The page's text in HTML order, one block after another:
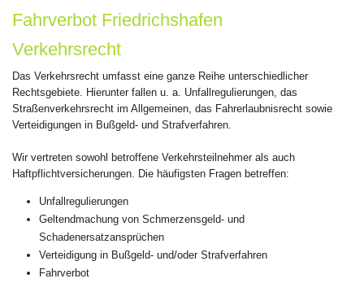
Fahrverbot Friedrichshafen
Verkehrsrecht
Das Verkehrsrecht umfasst eine ganze Reihe unterschiedlicher
Rechtsgebiete. Hierunter fallen u. a. Unfallregulierungen, das
Straßenverkehrsrecht im Allgemeinen, das Fahrerlaubnisrecht sowie
Verteidigungen in Bußgeld- und Strafverfahren.
Wir vertreten sowohl betroffene Verkehrsteilnehmer als auch
Haftpflichtversicherungen. Die häufigsten Fragen betreffen:
Unfallregulierungen
Geltendmachung von Schmerzensgeld- und
Schadenersatzansprüchen
Verteidigung in Bußgeld- und/oder Strafverfahren
Fahrverbot